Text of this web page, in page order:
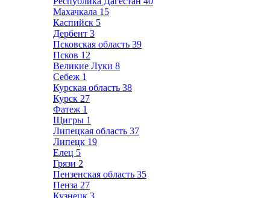
Махачкала 15
Каспийск 5
Дербент 3
Псковская область 39
Псков 12
Великие Луки 8
Себеж 1
Курская область 38
Курск 27
Фатеж 1
Щигры 1
Липецкая область 37
Липецк 19
Елец 5
Грязи 2
Пензенская область 35
Пенза 27
Кузнецк 3